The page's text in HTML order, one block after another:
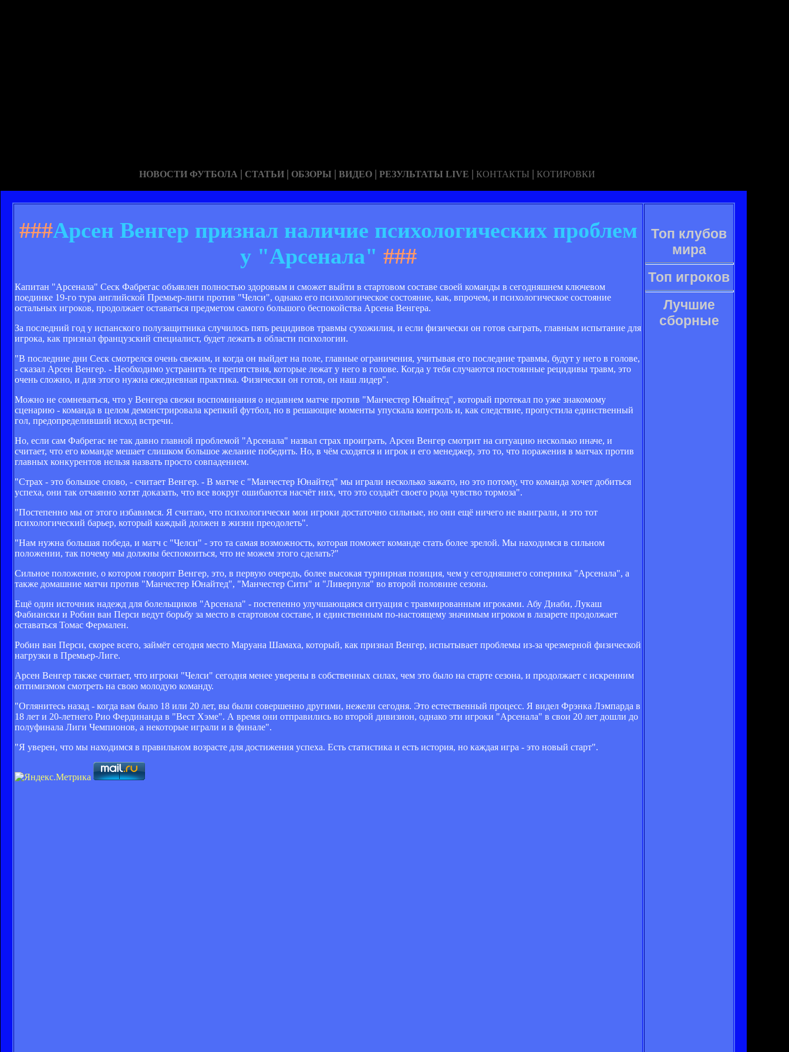
НОВОСТИ ФУТБОЛА | СТАТЬИ | ОБЗОРЫ | ВИДЕО | РЕЗУЛЬТАТЫ LIVE | КОНТАКТЫ | КОТИРОВКИ
###Арсен Венгер признал наличие психологических проблем
у "Арсенала" ###
Капитан "Арсенала" Сеск Фабрегас объявлен полностью здоровым и сможет выйти в стартовом составе своей команды в сегодняшнем ключевом
поединке 19-го тура английской Премьер-лиги против "Челси", однако его психологическое состояние, как, впрочем, и психологическое состояние
остальных игроков, продолжает оставаться предметом самого большого беспокойства Арсена Венгера.
За последний год у испанского полузащитника случилось пять рецидивов травмы сухожилия, и если физически он готов сыграть, главным испытание для
игрока, как признал французский специалист, будет лежать в области психологии.
"В последние дни Сеск смотрелся очень свежим, и когда он выйдет на поле, главные ограничения, учитывая его последние травмы, будут у него в голове,
- сказал Арсен Венгер. - Необходимо устранить те препятствия, которые лежат у него в голове. Когда у тебя случаются постоянные рецидивы травм, это
очень сложно, и для этого нужна ежедневная практика. Физически он готов, он наш лидер".
Можно не сомневаться, что у Венгера свежи воспоминания о недавнем матче против "Манчестер Юнайтед", который протекал по уже знакомому
сценарию - команда в целом демонстрировала крепкий футбол, но в решающие моменты упускала контроль и, как следствие, пропустила единственный
гол, предопределивший исход встречи.
Но, если сам Фабрегас не так давно главной проблемой "Арсенала" назвал страх проиграть, Арсен Венгер смотрит на ситуацию несколько иначе, и
считает, что его команде мешает слишком большое желание победить. Но, в чём сходятся и игрок и его менеджер, это то, что поражения в матчах против
главных конкурентов нельзя назвать просто совпадением.
"Страх - это большое слово, - считает Венгер. - В матче с "Манчестер Юнайтед" мы играли несколько зажато, но это потому, что команда хочет добиться
успеха, они так отчаянно хотят доказать, что все вокруг ошибаются насчёт них, что это создаёт своего рода чувство тормоза".
"Постепенно мы от этого избавимся. Я считаю, что психологически мои игроки достаточно сильные, но они ещё ничего не выиграли, и это тот
психологический барьер, который каждый должен в жизни преодолеть".
"Нам нужна большая победа, и матч с "Челси" - это та самая возможность, которая поможет команде стать более зрелой. Мы находимся в сильном
положении, так почему мы должны беспокоиться, что не можем этого сделать?"
Сильное положение, о котором говорит Венгер, это, в первую очередь, более высокая турнирная позиция, чем у сегодняшнего соперника "Арсенала", а
также домашние матчи против "Манчестер Юнайтед", "Манчестер Сити" и "Ливерпуля" во второй половине сезона.
Ещё один источник надежд для болельщиков "Арсенала" - постепенно улучшающаяся ситуация с травмированным игроками. Абу Диаби, Лукаш
Фабиански и Робин ван Перси ведут борьбу за место в стартовом составе, и единственным по-настоящему значимым игроком в лазарете продолжает
оставаться Томас Фермален.
Робин ван Перси, скорее всего, займёт сегодня место Маруана Шамаха, который, как признал Венгер, испытывает проблемы из-за чрезмерной физической
нагрузки в Премьер-Лиге.
Арсен Венгер также считает, что игроки "Челси" сегодня менее уверены в собственных силах, чем это было на старте сезона, и продолжает с искренним
оптимизмом смотреть на свою молодую команду.
"Оглянитесь назад - когда вам было 18 или 20 лет, вы были совершенно другими, нежели сегодня. Это естественный процесс. Я видел Фрэнка Лэмпарда в
18 лет и 20-летнего Рио Фердинанда в "Вест Хэме". А время они отправились во второй дивизион, однако эти игроки "Арсенала" в свои 20 лет дошли до
полуфинала Лиги Чемпионов, а некоторые играли и в финале".
"Я уверен, что мы находимся в правильном возрасте для достижения успеха. Есть статистика и есть история, но каждая игра - это новый старт".
Топ клубов
мира
Топ игроков
Лучшие
сборные